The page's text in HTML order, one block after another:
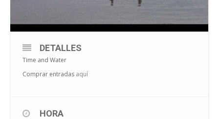
DETALLES
Time and Water
Comprar entradas aquí
HORA